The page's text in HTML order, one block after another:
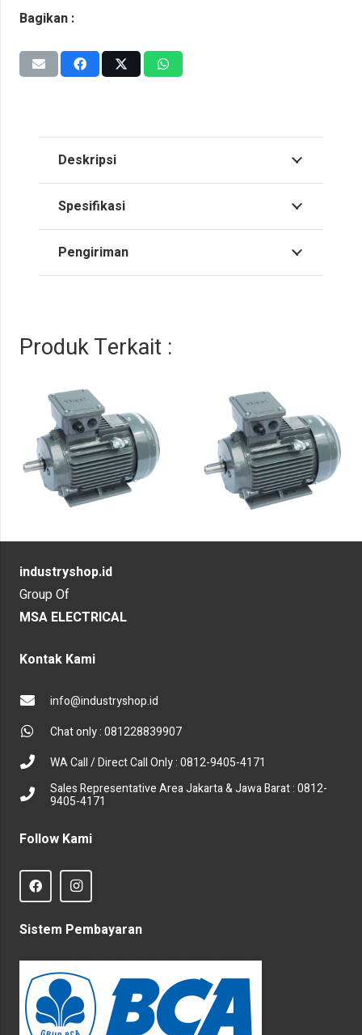
AESV1S
2P
Bagikan :
Deskripsi
Spesifikasi
Pengiriman
Produk Terkait :
industryshop.id
Group Of
MSA ELECTRICAL
Kontak Kami
info@industryshop.id
Chat only : 081228839907
WA Call / Direct Call Only : 0812-9405-4171
Sales Representative Area Jakarta & Jawa Barat : 0812-
9405-4171
Follow Kami
Sistem Pembayaran